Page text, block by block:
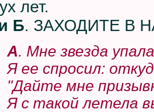
лет.
Б. ЗАХОДИТЕ В
А. Мне звезда
Я ее спросил:
"Дайте мне
Я с такой летела